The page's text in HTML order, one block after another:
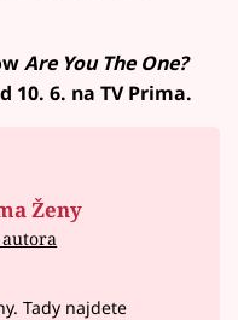
Are You The One?
10. 6. na TV Prima.
Ženy
autora
Tady najdete